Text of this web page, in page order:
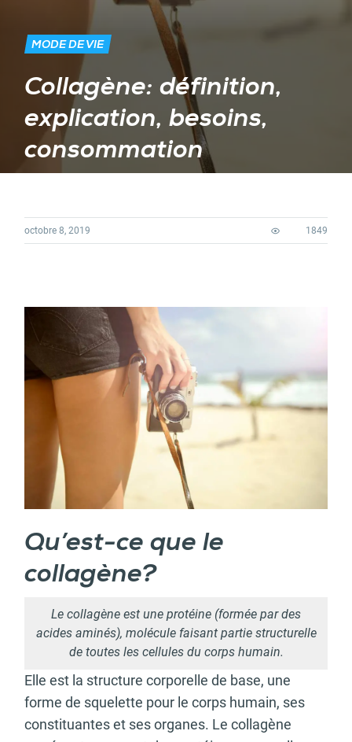
MODE DE VIE
Collagène: définition,
explication, besoins,
consommation
octobre 8, 2019 1849
Qu’est-ce que le
collagène?
Le collagène est une protéine (formée par des
acides aminés), molécule faisant partie structurelle
de toutes les cellules du corps humain.
Elle est la structure corporelle de base, une
forme de squelette pour le corps humain, ses
constituantes et ses organes. Le collagène